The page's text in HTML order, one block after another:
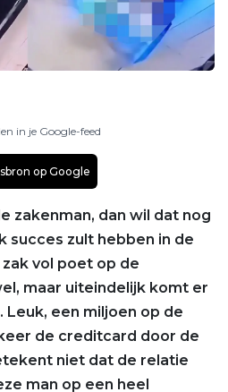
in je Google-feed
op Google
zakenman, dan wil dat nog
succes zult hebben in de
zak vol poet op de
maar uiteindelijk komt er
een miljoen op de
de creditcard door de
niet dat de relatie
man op een heel